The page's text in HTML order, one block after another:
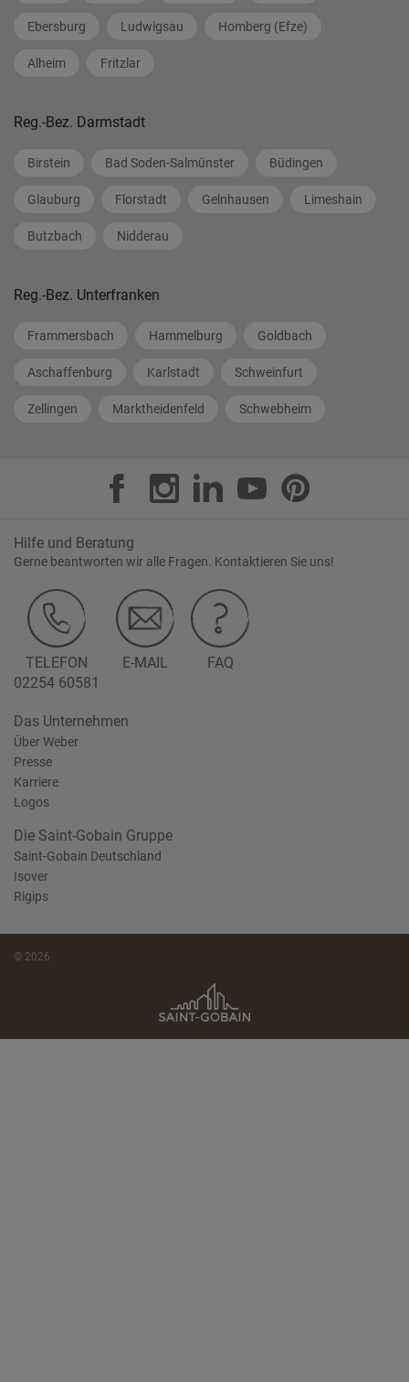
Ebersburg Ludwigsau Homberg (Efze)
Alheim Fritzlar
Reg.-Bez. Darmstadt
Birstein Bad Soden-Salmünster Büdingen
Glauburg Florstadt Gelnhausen Limeshain
Butzbach Nidderau
Reg.-Bez. Unterfranken
Frammersbach Hammelburg Goldbach
Aschaffenburg Karlstadt Schweinfurt
Zellingen Marktheidenfeld Schwebheim
Hilfe und Beratung
Gerne beantworten wir alle Fragen. Kontaktieren Sie uns!
TELEFON
02254 60581
E-MAIL FAQ
Das Unternehmen
Über Weber
Presse
Karriere
Logos
Die Saint-Gobain Gruppe
Saint-Gobain Deutschland
Isover
Rigips
© 2026